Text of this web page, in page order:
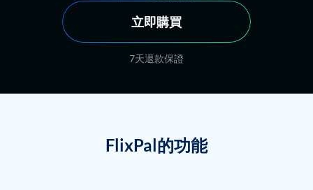
立即購買
7天退款保證
FlixPal的功能